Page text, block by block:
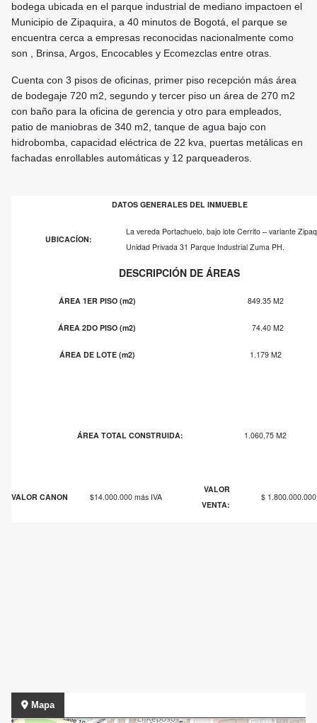
bodega ubicada en el parque industrial de mediano impactoen el
Municipio de Zipaquira, a 40 minutos de Bogotá, el parque se
encuentra cerca a empresas reconocidas nacionalmente como
son , Brinsa, Argos, Encocables y Ecomezclas entre otras.
Cuenta con 3 pisos de oficinas, primer piso recepción más área
de bodegaje 720 m2, segundo y tercer piso un área de 270 m2
con baño para la oficina de gerencia y otro para empleados,
patio de maniobras de 340 m2, tanque de agua bajo con
hidrobomba, capacidad eléctrica de 22 kva, puertas metálicas en
fachadas enrollables automáticas y 12 parqueaderos.
DATOS GENERALES DEL INMUEBLE
UBICACÍON:
La vereda Portachuelo, bajo lote Cerrito – variante
Unidad Privada 31 Parque Industrial Zuma PH.
DESCRIPCIÓN DE ÁREAS
ÁREA 1ER PISO (m2) 849.35 M2
ÁREA 2DO PISO (m2) 74.40 M2
ÁREA DE LOTE (m2) 1.179 M2
ÁREA TOTAL CONSTRUIDA: 1.060,75 M2
VALOR CANON $14.000.000 más IVA
VALOR
VENTA:
$ 1.800.000.000
Mapa